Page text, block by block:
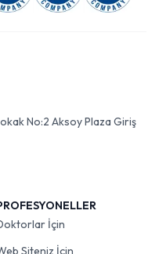
No:2 Aksoy Plaza Giriş
İçin
Siteniz İçin